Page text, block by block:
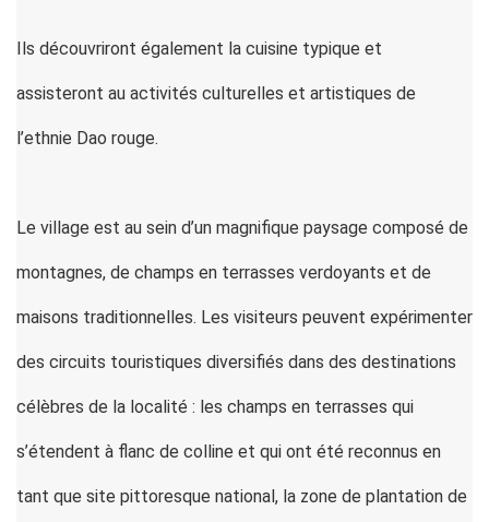
Ils découvriront également la cuisine typique et
assisteront au activités culturelles et artistiques de
l’ethnie Dao rouge.
Le village est au sein d’un magnifique paysage composé de
montagnes, de champs en terrasses verdoyants et de
maisons traditionnelles. Les visiteurs peuvent expérimenter
des circuits touristiques diversifiés dans des destinations
célèbres de la localité : les champs en terrasses qui
s’étendent à flanc de colline et qui ont été reconnus en
tant que site pittoresque national, la zone de plantation de